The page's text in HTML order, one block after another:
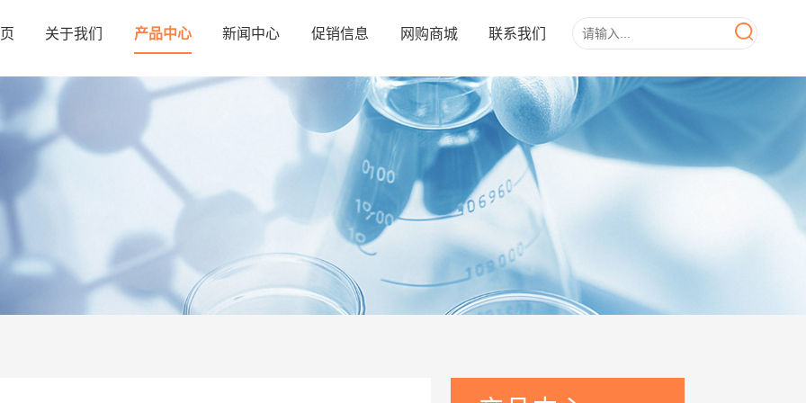
关于我们 产品中心 新闻中心 促销信息 网购商城 联系我们